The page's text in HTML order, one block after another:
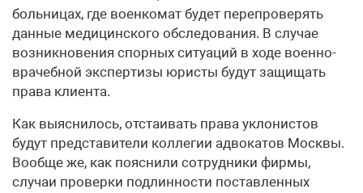
больницах, где военкомат будет перепроверять
данные медицинского обследования. В случае
возникновения спорных ситуаций в ходе военно-
врачебной экспертизы юристы будут защищать
права клиента.
Как выяснилось, отстаивать права уклонистов
будут представители коллегии адвокатов Москвы.
Вообще же, как пояснили сотрудники фирмы,
случаи проверки подлинности поставленных